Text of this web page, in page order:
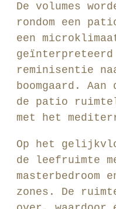
De volumes
rondom een
een
geïnterpreteerd
reminisentie
boomgaard.
de patio
met het
Op het
de leefruimte
masterbedroom
zones. De